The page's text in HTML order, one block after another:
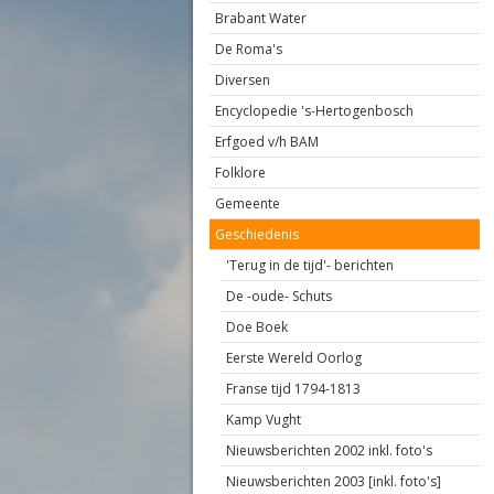
Brabant Water
De Roma's
Diversen
Encyclopedie 's-Hertogenbosch
Erfgoed v/h BAM
Folklore
Gemeente
Geschiedenis
'Terug in de tijd'- berichten
De -oude- Schuts
Doe Boek
Eerste Wereld Oorlog
Franse tijd 1794-1813
Kamp Vught
Nieuwsberichten 2002 inkl. foto's
Nieuwsberichten 2003 [inkl. foto's]